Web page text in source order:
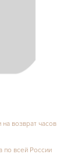
возврат часов
по всей России